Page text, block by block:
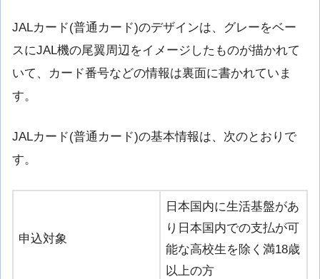
JALカード(普通カード)のデザインは、グレーをベー
スにJAL機の尾翼周辺をイメージしたものが描かれて
いて、カード番号などの情報は裏面に書かれていま
す。
JALカード(普通カード)の基本情報は、次のとおりで
す。
申込対象
日本国内に生活基盤があ
り日本国内での支払が可
能な高校生を除く満18歳
以上の方